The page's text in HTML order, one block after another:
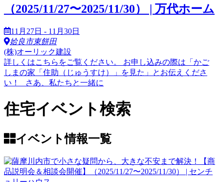
（2025/11/27〜2025/11/30） | 万代ホーム
11月27日 - 11月30日
姶良市東餅田
(株)オーリック建設
詳しくはこちらをご覧ください。 お申し込みの際は「かご
しまの家「住助（じゅうすけ）」を見た」とお伝えくださ
い！ さあ、私たちと一緒に
住宅イベント検索
イベント情報一覧